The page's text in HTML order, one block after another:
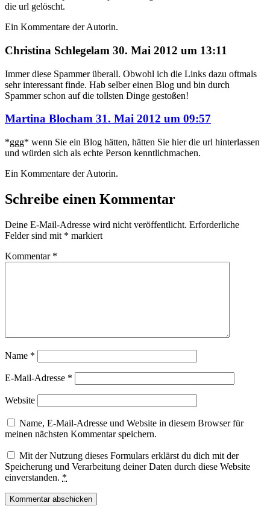
die url gelöscht.
Ein Kommentare der Autorin.
Christina Schlegelsagte
am 30. Mai 2012 um 13:11
Immer diese Spammer überall. Obwohl ich die Links dazu oftmals
sehr interessant finde. Hab selber einen Blog und bin durch
Spammer schon auf die tollsten Dinge gestoßen!
Martina Blochsagte
am 31. Mai 2012 um 09:57
*ggg* wenn Sie ein Blog hätten, hätten Sie hier die url hinterlassen
und würden sich als echte Person kenntlichmachen.
Ein Kommentare der Autorin.
Schreibe einen Kommentar
Deine E-Mail-Adresse wird nicht veröffentlicht. Erforderliche
Felder sind mit * markiert
Kommentar *
Name *
E-Mail-Adresse *
Website
Name, E-Mail-Adresse und Website in diesem Browser für
meinen nächsten Kommentar speichern.
Mit der Nutzung dieses Formulars erklärst du dich mit der
Speicherung und Verarbeitung deiner Daten durch diese Website
einverstanden. *